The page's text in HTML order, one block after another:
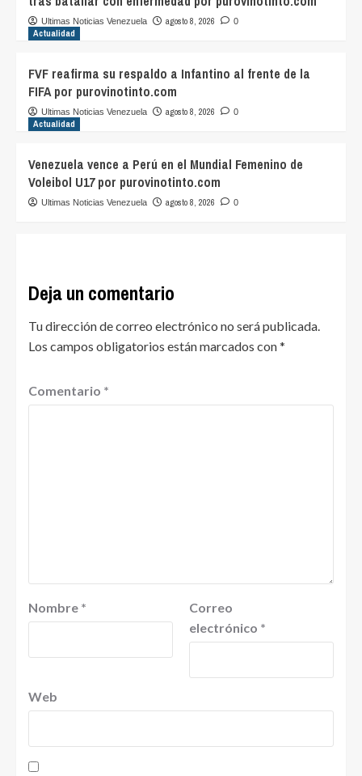
Ultimas Noticias Venezuela agosto 8, 2026 0
Actualidad
FVF reafirma su respaldo a Infantino al frente de la
FIFA por purovinotinto.com
Ultimas Noticias Venezuela agosto 8, 2026 0
Actualidad
Venezuela vence a Perú en el Mundial Femenino de
Voleibol U17 por purovinotinto.com
Ultimas Noticias Venezuela agosto 8, 2026 0
Deja un comentario
Tu dirección de correo electrónico no será publicada.
Los campos obligatorios están marcados con*
Comentario *
Nombre *
Correo
electrónico *
Web